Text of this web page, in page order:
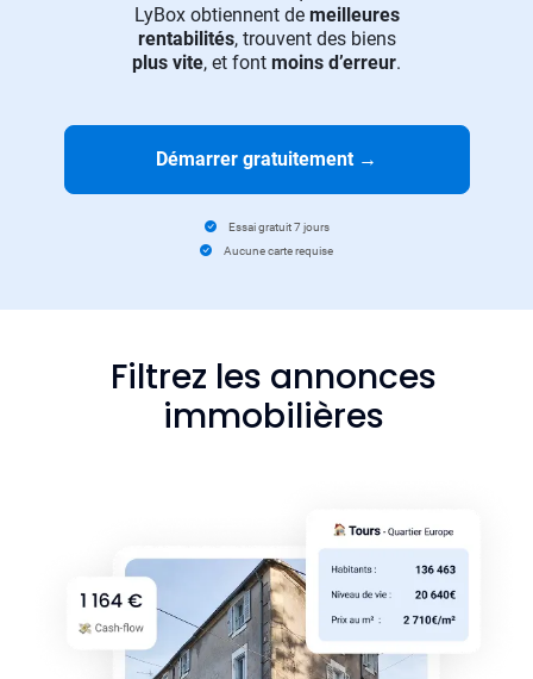
LyBox obtiennent de meilleures
rentabilités, trouvent des biens
plus vite, et font moins d’erreur.
Démarrer gratuitement →
Essai gratuit 7 jours
Aucune carte requise
Filtrez les annonces
immobilières